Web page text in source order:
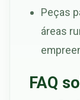
Peças
áreas
FAQ